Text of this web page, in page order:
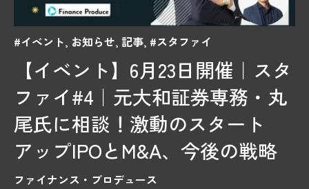
#イベント, お知らせ, 記事, #スタファイ
【イベント】6月23日開催｜スタ
ファイ#4｜元大和証券専務・丸
尾氏に相談！激動のスタート
アップIPOとM&A、今後の戦略
ファイナンス・プロデュース